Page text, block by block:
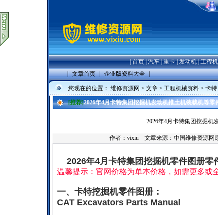
|首页|汽车|重卡|发动机|工程
| 文章首页 | 企业版资料大全 |
您现在的位置： 维修资源网 > 文章 > 工程机械资料 > 卡特
[推荐]2026年4月卡特集团挖掘机发动机推土机装载机等零
2026年4月卡特集团挖掘机
作者：vixiu 文章来源：中国维修资源
2026年4月卡特集团挖掘机零件图册零
温馨提示：官网价格为单本价格，如需更多或
一、卡特挖掘机零件图册：
CAT Excavators Parts Manual